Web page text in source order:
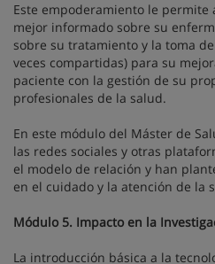
Este empoderamiento le permite
mejor informado sobre su
sobre su tratamiento y la toma
veces compartidas) para su
paciente con la gestión de su
profesionales de la salud.
En este módulo del Máster de
las redes sociales y otras
el modelo de relación y han
en el cuidado y la atención de la
Módulo 5. Impacto en la
La introducción básica a la